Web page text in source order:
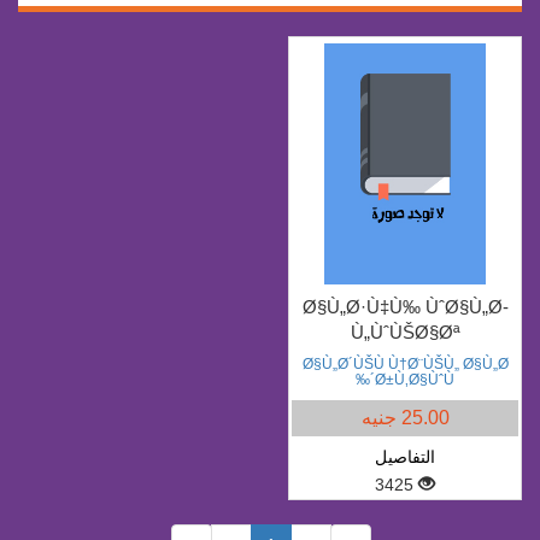
Ø§Ù„Ø·Ù‡Ù‰ ÙˆØ§Ù„Ø­
Ù„ÙˆÙŠØ§Øª
Ø§Ù„Ø´ÙŠÙ Ù†Ø¨ÙŠÙ„ Ø§Ù„Ø
´Ø±Ù‚Ø§ÙˆÙ‰
25.00 جنيه
التفاصيل
3425